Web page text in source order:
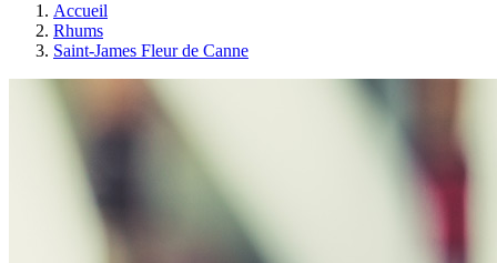
Accueil
Rhums
Saint-James Fleur de Canne